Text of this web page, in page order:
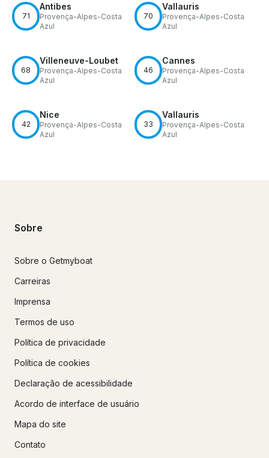
71
Antibes
Provença-Alpes-Costa
Azul
70
Vallauris
Provença-Alpes-Costa
Azul
68
Villeneuve-Loubet
Provença-Alpes-Costa
Azul
46
Cannes
Provença-Alpes-Costa
Azul
42
Nice
Provença-Alpes-Costa
Azul
33
Vallauris
Provença-Alpes-Costa
Azul
Sobre
Sobre o Getmyboat
Carreiras
Imprensa
Termos de uso
Política de privacidade
Política de cookies
Declaração de acessibilidade
Acordo de interface de usuário
Mapa do site
Contato